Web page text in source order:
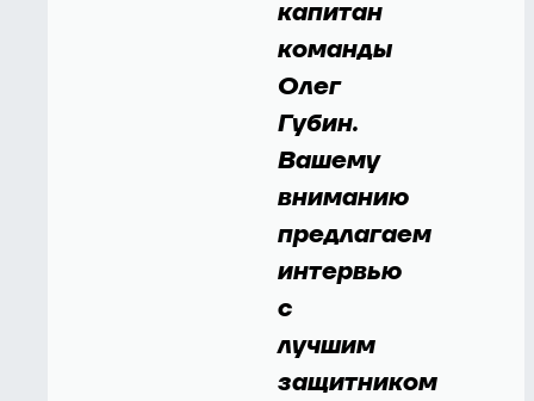
капитан
команды
Олег
Губин.
Вашему
вниманию
предлагаем
интервью
с
лучшим
защитником